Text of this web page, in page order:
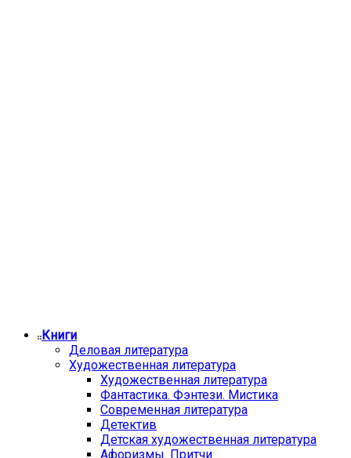
Книги
Деловая литература
Художественная литература
Художественная литература
Фантастика. Фэнтези. Мистика
Современная литература
Детектив
Детская художественная литература
Афоризмы. Притчи